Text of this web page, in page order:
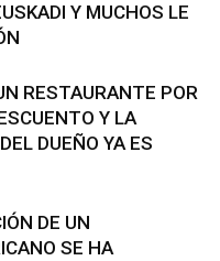
Y MUCHOS LE
RESTAURANTE POR
Y LA
DUEÑO YA ES
DE UN
SE HA